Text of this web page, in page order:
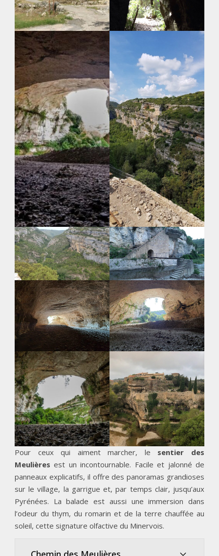
Pour ceux qui aiment marcher, le sentier des
Meulières est un incontournable. Facile et jalonné de
panneaux explicatifs, il offre des panoramas grandioses
sur le village, la garrigue et, par temps clair, jusqu’aux
Pyrénées. La balade est aussi une immersion dans
l’odeur du thym, du romarin et de la terre chauffée au
soleil, cette signature olfactive du Minervois.